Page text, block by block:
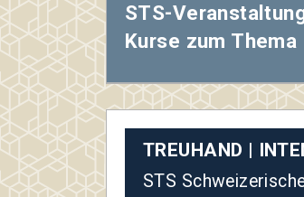
STS-
Kurse zum Thema
TREUHAND |
STS